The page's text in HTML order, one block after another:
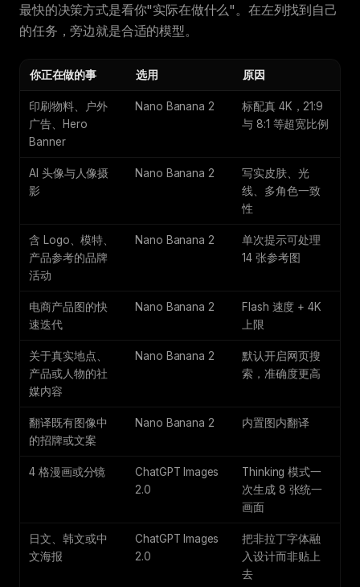
最快的决策方式是看你"实际在做什么"。在左列找到自己
的任务，旁边就是合适的模型。
你正在做的事 选用 原因
印刷物料、户外
广告、Hero
Banner
Nano Banana 2
标配真 4K，21:9
与 8:1 等超宽比例
AI 头像与人像摄
影
Nano Banana 2
写实皮肤、光
线、多角色一致
性
含 Logo、模特、
产品参考的品牌
活动
Nano Banana 2
单次提示可处理
14 张参考图
电商产品图的快
速迭代
Nano Banana 2
Flash 速度 + 4K
上限
关于真实地点、
产品或人物的社
媒内容
Nano Banana 2
默认开启网页搜
索，准确度更高
翻译既有图像中
的招牌或文案
Nano Banana 2 内置图内翻译
4 格漫画或分镜
ChatGPT Images
2.0
Thinking 模式一
次生成 8 张统一
画面
日文、韩文或中
文海报
ChatGPT Images
2.0
把非拉丁字体融
入设计而非贴上
去